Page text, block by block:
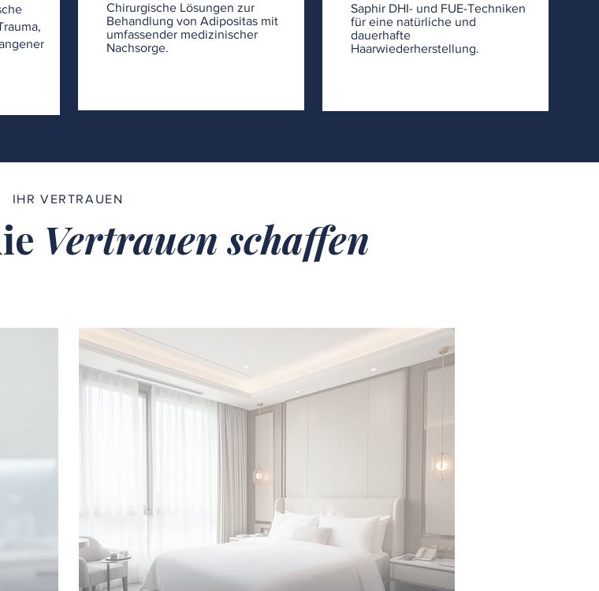
Chirurgische Lösungen zur
Behandlung von Adipositas mit
umfassender medizinischer
Nachsorge.
Saphir DHI- und FUE-Techniken
für eine natürliche und
dauerhafte
Haarwiederherstellung.
IHR VERTRAUEN
Vertrauen schaffen